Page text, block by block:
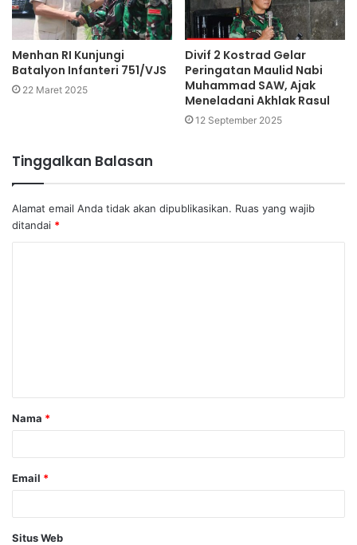
Menhan RI Kunjungi
Batalyon Infanteri 751/VJS
22 Maret 2025
Divif 2 Kostrad Gelar
Peringatan Maulid Nabi
Muhammad SAW, Ajak
Meneladani Akhlak Rasul
12 September 2025
Tinggalkan Balasan
Alamat email Anda tidak akan dipublikasikan. Ruas yang wajib
ditandai *
a
r
Nama *
Email *
Situs Web